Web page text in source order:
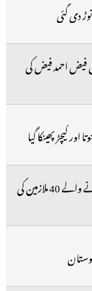
دی گئی
فیض احمد فیض کی
کیچڑ پھینکا گیا
ایک آدھار سے دو تنخواہیں حاصل کرنے والے 40 ملازمین کی